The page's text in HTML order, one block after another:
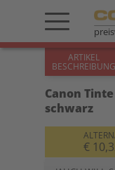
ARTIKEL
BESCHREIBUNG
Canon Tinte
schwarz
€